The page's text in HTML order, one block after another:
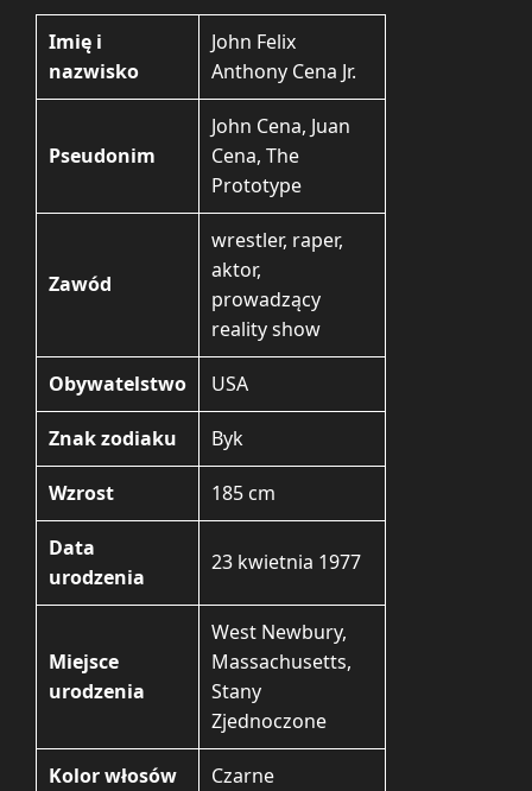
Imię i
nazwisko
John Felix
Anthony Cena Jr.
Pseudonim
John Cena, Juan
Cena, The
Prototype
Zawód
wrestler, raper,
aktor,
prowadzący
reality show
Obywatelstwo USA
Znak zodiaku Byk
Wzrost 185 cm
Data
urodzenia
23 kwietnia 1977
Miejsce
urodzenia
West Newbury,
Massachusetts,
Stany
Zjednoczone
Kolor włosów Czarne